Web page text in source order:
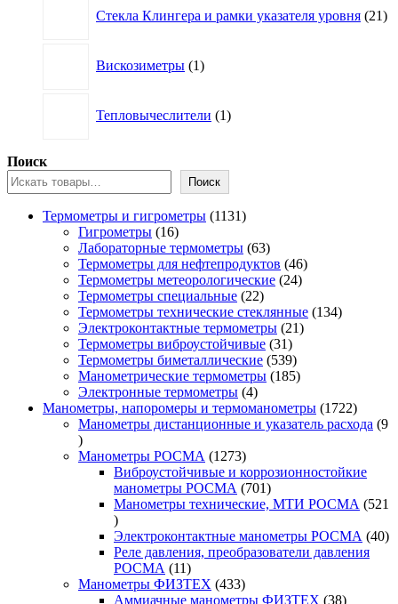
Стекла Клингера и рамки указателя уровня 21
Вискозиметры 1товар
Тепловычеслители 1товар
Поиск
Поиск
Термометры и гигрометры 11311131
Гигрометры 1616
товаров
Лабораторные термометры 6363
товара
Термометры для нефтепродуктов 4646
Термометры метеорологические 2424
Термометры специальные 2222
товара
Термометры технические стеклянные 134134
Электроконтактные термометры 2121
Термометры виброустойчивые 3131
товар
Термометры биметаллические 539539
товаров
Манометрические термометры 185185
Электронные термометры 44
товара
Манометры, напоромеры и термоманометры 17221722
товара
Манометры дистанционные и указатель расхода 9
9
товаров
Манометры РОСМА 12731273
товара
Виброустойчивые и коррозионностойкие
манометры РОСМА
701701
товар
Манометры технические, МТИ РОСМА
521
521
товар
Электроконтактные манометры РОСМА 4040
Реле давления, преобразователи давления
РОСМА
1111
товаров
Манометры ФИЗТЕХ 433433
товара
Аммиачные манометры ФИЗТЕХ 3838